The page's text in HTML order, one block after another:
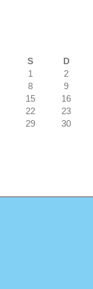
S
D
1
2
8
9
15
16
22
23
29
30